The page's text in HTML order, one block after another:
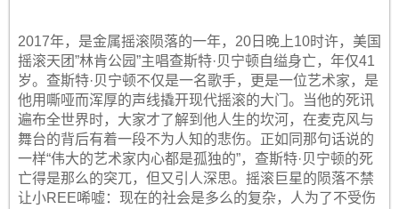
2017年，是金属摇滚陨落的一年，20日晚上10时许，美国
摇滚天团”林肯公园”主唱查斯特·贝宁顿自缢身亡，年仅41
岁。查斯特·贝宁顿不仅是一名歌手，更是一位艺术家，是
他用嘶哑而浑厚的声线撬开现代摇滚的大门。当他的死讯
遍布全世界时，大家才了解到他人生的坎河，在麦克风与
舞台的背后有着一段不为人知的悲伤。正如同那句话说的
一样“伟大的艺术家内心都是孤独的”，查斯特·贝宁顿的死
亡得是那么的突兀，但又引人深思。摇滚巨星的陨落不禁
让小REE唏嘘：现在的社会是多么的复杂，人为了不受伤